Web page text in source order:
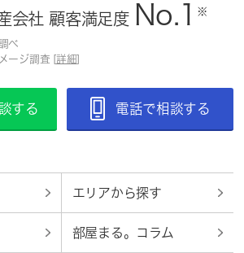
会社 顧客満足度 No.1 ※
べ
ージ調査 [ 詳細
する 電話で相談する
エリアから探す
部屋まる。コラム